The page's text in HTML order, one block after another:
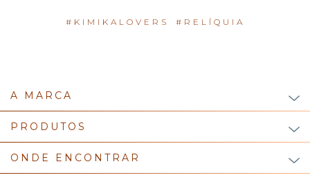
#KIMIKALOVERS #RELÍQUIA
A MARCA
PRODUTOS
ONDE ENCONTRAR